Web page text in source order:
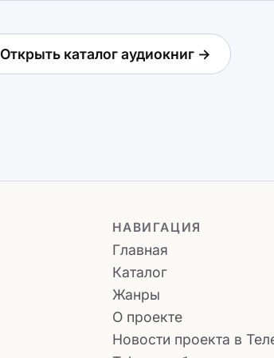
Открыть каталог аудиокниг →
НАВИГАЦИЯ
Главная
Каталог
Жанры
О проекте
Новости проекта в